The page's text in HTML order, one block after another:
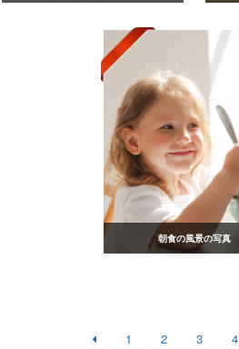
朝食の風景の写真
1 2 3 4